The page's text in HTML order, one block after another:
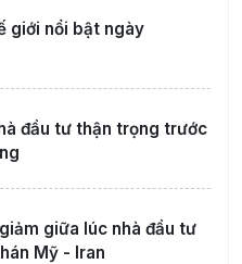
giới nổi bật ngày
đầu tư thận trọng trước
giữa lúc nhà đầu tư
Mỹ - Iran